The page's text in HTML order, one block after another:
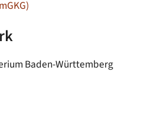
Baden-Württemberg